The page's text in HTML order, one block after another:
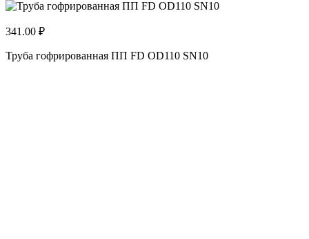
341.00 ₽
Труба гофрированная ПП FD OD110 SN10